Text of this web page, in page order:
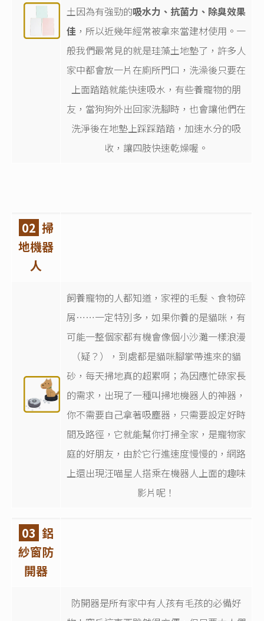
土因為有強勁的吸水力、抗菌力、除臭效果
佳 ，所以近幾年經常被拿來當建材使用。一
般我們最常見的就是珪藻土地墊了，許多人
家中都會放一片在廁所門口，洗澡後只要在
上面踏踏就能快速吸水，有些養寵物的朋
友，當狗狗外出回家洗腳時，也會讓他們在
洗淨後在地墊上踩踩踏踏，加速水分的吸
收，讓四肢快速乾燥喔。
02 掃
地機器
人
飼養寵物的人都知道，家裡的毛髮、食物碎
屑⋯⋯一定特別多，如果你養的是貓咪，有
可能一整個家都有機會像個小沙灘一樣浪漫
（疑？），到處都是貓咪腳掌帶進來的貓
砂，每天掃地真的超累啊；為因應忙碌家長
的需求，出現了一種叫掃地機器人的神器，
你不需要自己拿著吸塵器，只需要設定好時
間及路徑，它就能幫你打掃全家，是寵物家
庭的好朋友，由於它行進速度慢慢的，網路
上還出現汪喵星人搭乘在機器人上面的趣味
影片呢！
03 鋁
紗窗防
開器
防開器是所有家中有人孩有毛孩的必備好